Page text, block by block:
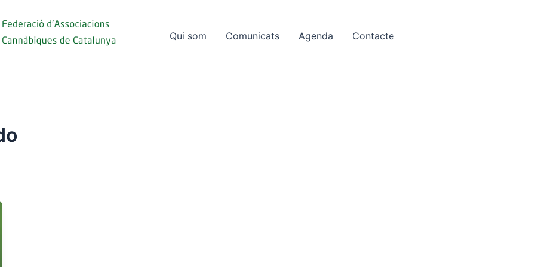
Qui som Comunicats Agenda Contacte